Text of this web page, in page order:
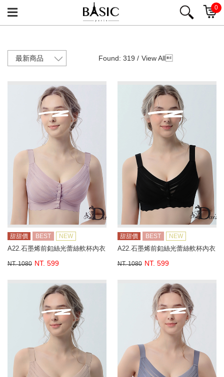
0
Found: 319 / View All
甜甜價 BEST NEW
A22.石墨烯前釦絲光蕾絲軟杯內衣
NT. 1080 NT. 599
甜甜價 BEST NEW
A22.石墨烯前釦絲光蕾絲軟杯內衣
NT. 1080 NT. 599